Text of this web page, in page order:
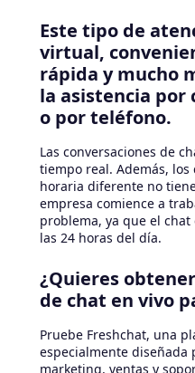
Este tipo de
virtual,
rápida y mucho
la asistencia por
o por teléfono.
Las conversaciones de
tiempo real. Además,
horaria diferente no
empresa comience a
problema, ya que el
las 24 horas del día.
¿Quieres
de chat en vivo
Pruebe Freshchat, una
especialmente diseñada
marketing, ventas y